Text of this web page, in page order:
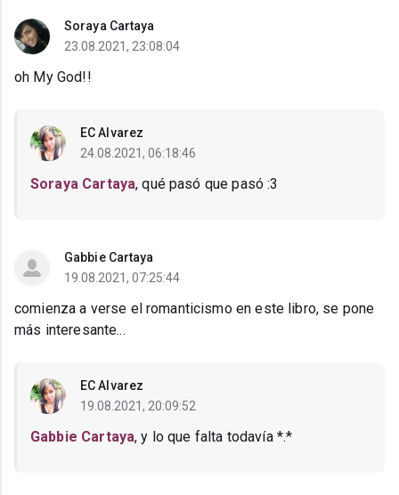
Soraya Cartaya
23.08.2021, 23:08:04
oh My God!!
EC Alvarez
24.08.2021, 06:18:46
Soraya Cartaya, qué pasó que pasó :3
Gabbie Cartaya
19.08.2021, 07:25:44
comienza a verse el romanticismo en este libro, se pone
más interesante...
EC Alvarez
19.08.2021, 20:09:52
Gabbie Cartaya, y lo que falta todavía *.*